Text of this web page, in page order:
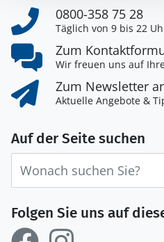
0800-358 75 28
Täglich von 9 bis 22
Zum
Wir freuen uns auf
Zum Newsletter
Aktuelle Angebote &
Auf der Seite suchen
Folgen Sie uns auf